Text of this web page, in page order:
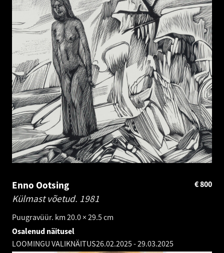
Enno Ootsing
Külmast võetud. 1981
Puugravüür. km 20.0 × 29.5 cm
800
€
Osalenud näitusel
LOOMINGU VALIKNÄITUS26.02.2025-29.03.2025